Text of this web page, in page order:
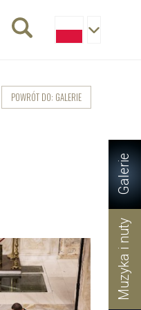
Galerie
Muzyka i nuty
POWRÓT DO: GALERIE